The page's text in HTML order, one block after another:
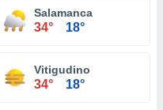
Salamanca
34° 18°
Vitigudino
34° 18°